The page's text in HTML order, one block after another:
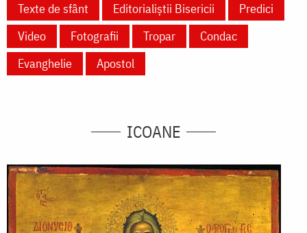
Texte de sfânt
Editorialiștii Bisericii
Predici
Video
Fotografii Tropar
Condac
Evanghelie
Apostol
ICOANE